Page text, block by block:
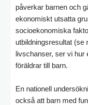
påverkar barnen och
ekonomiskt utsatta
socioekonomiska
utbildningsresultat (se
livschanser, ser vi hur
föräldrar till barn.
En nationell
också att barn med